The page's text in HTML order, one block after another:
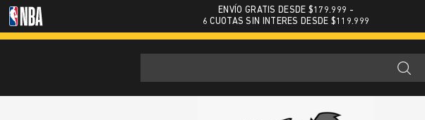
ENVÍO GRATIS DESDE $179.999 -
6 CUOTAS SIN INTERES DESDE $119.999